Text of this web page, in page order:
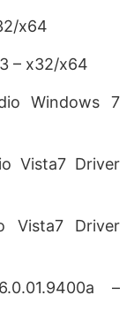
x64
– x32/x64
Windows 7
Vista7 Driver
Vista7 Driver
–